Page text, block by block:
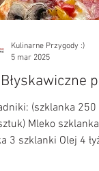
(szklanka 250
Mleko
3 szklanki Olej 4
Kulinarne Przygody :)
5 mar 2025